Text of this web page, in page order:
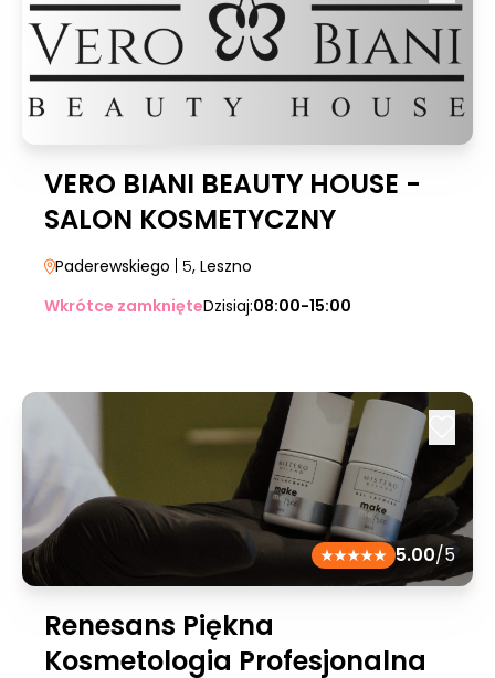
VERO BIANI BEAUTY HOUSE -
SALON KOSMETYCZNY
Paderewskiego | 5, Leszno
Wkrótce zamknięteDzisiaj:08:00-15:00
5.00/5
Renesans Piękna
Kosmetologia Profesjonalna